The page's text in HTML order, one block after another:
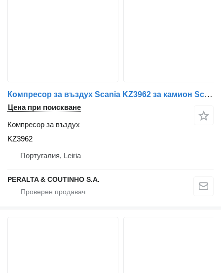
Компресор за въздух Scania KZ3962 за камион Scania
Цена при поискване
Компресор за въздух
KZ3962
Португалия, Leiria
PERALTA & COUTINHO S.A.